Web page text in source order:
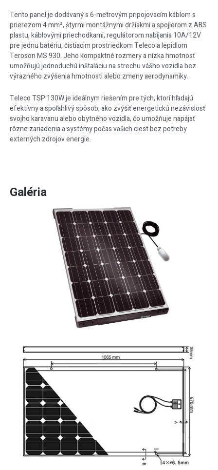
Tento panel je dodávaný s 6-metrovým pripojovacím káblom s
prierezom 4 mm², štyrmi montážnymi držiakmi a spojlerom z ABS
plastu, káblovými priechodkami, regulátorom nabíjania 10A/12V
pre jednu batériu, čistiacim prostriedkom Teleco a lepidlom
Teroson MS 930. Jeho kompaktné rozmery a nízka hmotnosť
umožňujú jednoduchú inštaláciu na strechu vášho vozidla bez
výrazného zvýšenia hmotnosti alebo zmeny aerodynamiky.
Teleco TSP 130W je ideálnym riešením pre tých, ktorí hľadajú
efektívny a spoľahlivý spôsob, ako zvýšiť energetickú nezávislosť
svojho karavanu alebo obytného vozidla, čo umožňuje napájať
rôzne zariadenia a systémy počas vašich ciest bez potreby
externých zdrojov energie.
Galéria